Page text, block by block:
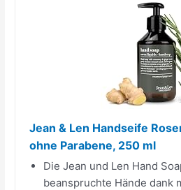
Jean & Len Handseife
ohne Parabene, 250 ml
Die Jean und Len Hand
beanspruchte Hände dank